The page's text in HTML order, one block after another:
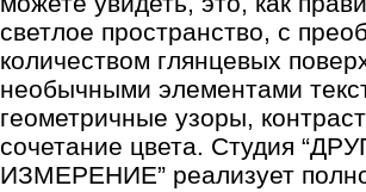
светлое пространство, с
количеством глянцевых
необычными элементами
геометричные узоры,
сочетание цвета. Студия
ИЗМЕРЕНИЕ” реализует